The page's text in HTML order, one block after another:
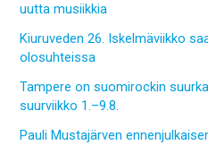
uutta musiikkia
Kiuruveden 26. Iskelmäviikko
olosuhteissa
Tampere on suomirockin
suurviikko 1.–9.8.
Pauli Mustajärven